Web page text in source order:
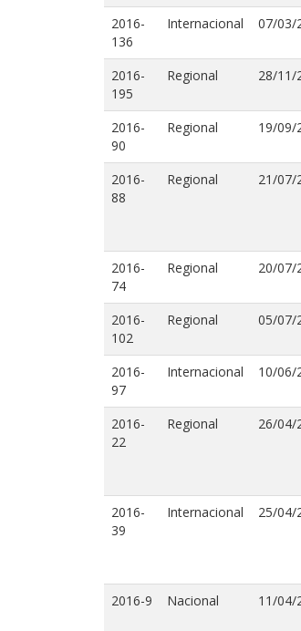
2016-
136
Internacional 07/03/
2016-
195
Regional 28/11/
2016-
90
Regional 19/09/
2016-
88
Regional 21/07/
2016-
74
Regional 20/07/
2016-
102
Regional 05/07/
2016-
97
Internacional 10/06/
2016-
22
Regional 26/04/
2016-
39
Internacional 25/04/
2016-9 Nacional 11/04/